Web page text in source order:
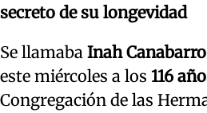
secreto de su longevidad
Se llamaba Inah
este miércoles a los 116
Congregación de las